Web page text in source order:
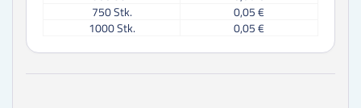
750Stk.
0,05 €
1000Stk. 0,05 €